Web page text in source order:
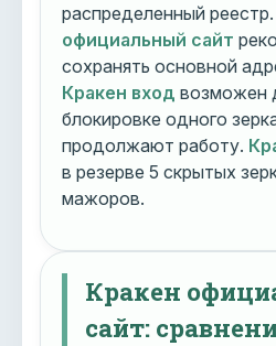
распределенный реестр.
официальный сайт
сохранять основной
Кракен вход возможен
блокировке одного
продолжают работу.
в резерве 5 скрытых
мажоров.
Кракен
сайт: